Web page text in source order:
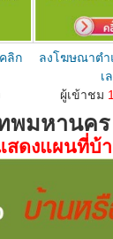
ลิก
ลงโฆษณาตำ
เ
ลงโฆษณาขายบ้านที่ดิ
ผู้เข้าชม
พมหานคร
สดงแผนที่บ้